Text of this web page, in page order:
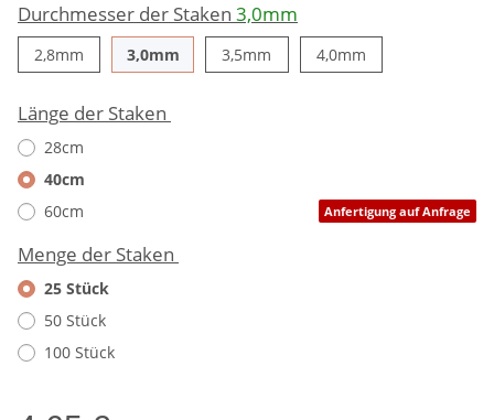
Durchmesser der Staken 3,0mm
2,8mm 2,8mm3,0mm3,0mm3,5mm 3,5mm4,0mm4,0mm
Länge der Staken
28cm
40cm
60cm
Anfertigung auf Anfrage
Menge der Staken
25 Stück
50 Stück
100 Stück